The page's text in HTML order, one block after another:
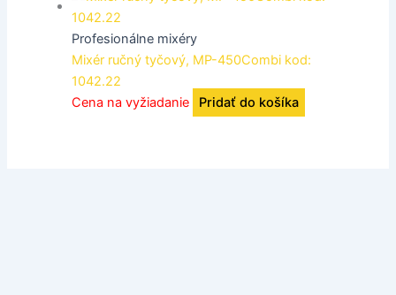
Profesionálne mixéry
Mixér ručný tyčový, MP-450Combi kod:
1042.22
Cena na vyžiadanie
Pridať do košíka